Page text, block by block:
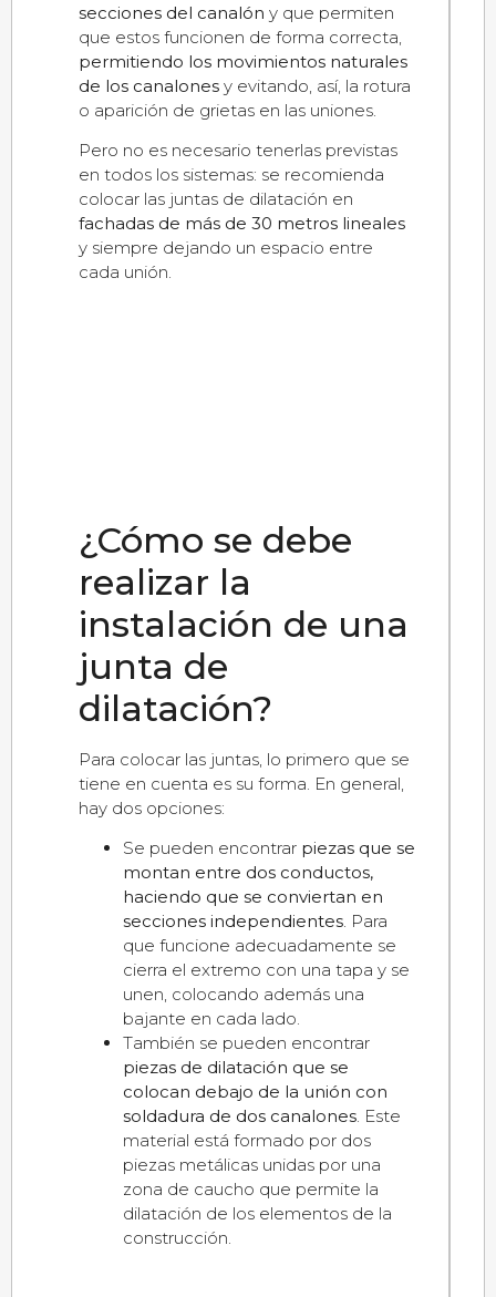
secciones del canalón y que permiten
que estos funcionen de forma correcta,
permitiendo los movimientos naturales
de los canalones y evitando, así, la rotura
o aparición de grietas en las uniones.
Pero no es necesario tenerlas previstas
en todos los sistemas: se recomienda
colocar las juntas de dilatación en
fachadas de más de 30 metros lineales
y siempre dejando un espacio entre
cada unión.
¿Cómo se debe
realizar la
instalación de una
junta de
dilatación?
Para colocar las juntas, lo primero que se
tiene en cuenta es su forma. En general,
hay dos opciones:
Se pueden encontrar piezas que se
montan entre dos conductos,
haciendo que se conviertan en
secciones independientes. Para
que funcione adecuadamente se
cierra el extremo con una tapa y se
unen, colocando además una
bajante en cada lado.
También se pueden encontrar
piezas de dilatación que se
colocan debajo de la unión con
soldadura de dos canalones. Este
material está formado por dos
piezas metálicas unidas por una
zona de caucho que permite la
dilatación de los elementos de la
construcción.